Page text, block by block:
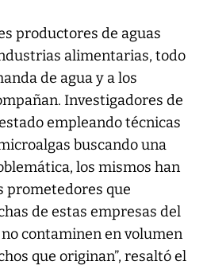
productores de aguas
alimentarias, todo
de agua y a los
Investigadores de
empleando técnicas
buscando una
los mismos han
prometedores que
de estas empresas del
contaminen en volumen
que originan”, resaltó el